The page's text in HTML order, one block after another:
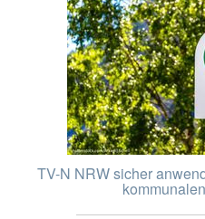
TV-N NRW sicher